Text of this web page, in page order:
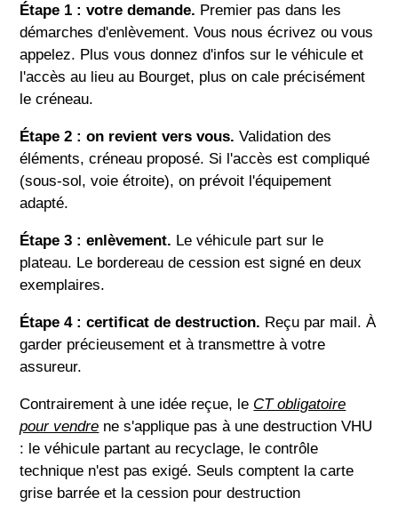
Étape 1 : votre demande. Premier pas dans les
démarches d'enlèvement. Vous nous écrivez ou vous
appelez. Plus vous donnez d'infos sur le véhicule et
l'accès au lieu au Bourget, plus on cale précisément
le créneau.
Étape 2 : on revient vers vous. Validation des
éléments, créneau proposé. Si l'accès est compliqué
(sous-sol, voie étroite), on prévoit l'équipement
adapté.
Étape 3 : enlèvement. Le véhicule part sur le
plateau. Le bordereau de cession est signé en deux
exemplaires.
Étape 4 : certificat de destruction. Reçu par mail. À
garder précieusement et à transmettre à votre
assureur.
Contrairement à une idée reçue, le CT obligatoire
pour vendre ne s'applique pas à une destruction VHU
: le véhicule partant au recyclage, le contrôle
technique n'est pas exigé. Seuls comptent la carte
grise barrée et la cession pour destruction